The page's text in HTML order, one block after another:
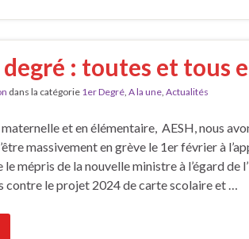
degré : toutes et tous
dans la catégorie 1er Degré, A la une, Actualités
maternelle et en élémentaire, AESH, nous
massivement en grève le 1er février à
mépris de la nouvelle ministre à l’égard de
contre le projet 2024 de carte scolaire et …